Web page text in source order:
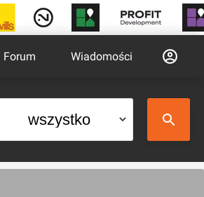
Forum Wiadomości